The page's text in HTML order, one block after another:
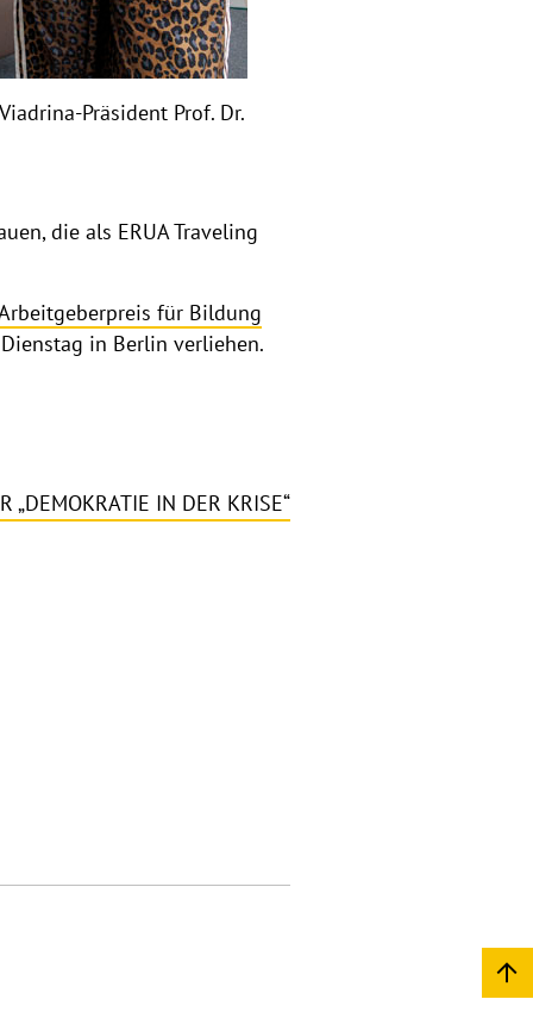
Präsident Prof. Dr.
a
p
p
n
die als ERUA Traveling
für Bildung
in Berlin verliehen.
„DEMOKRATIE IN DER KRISE“